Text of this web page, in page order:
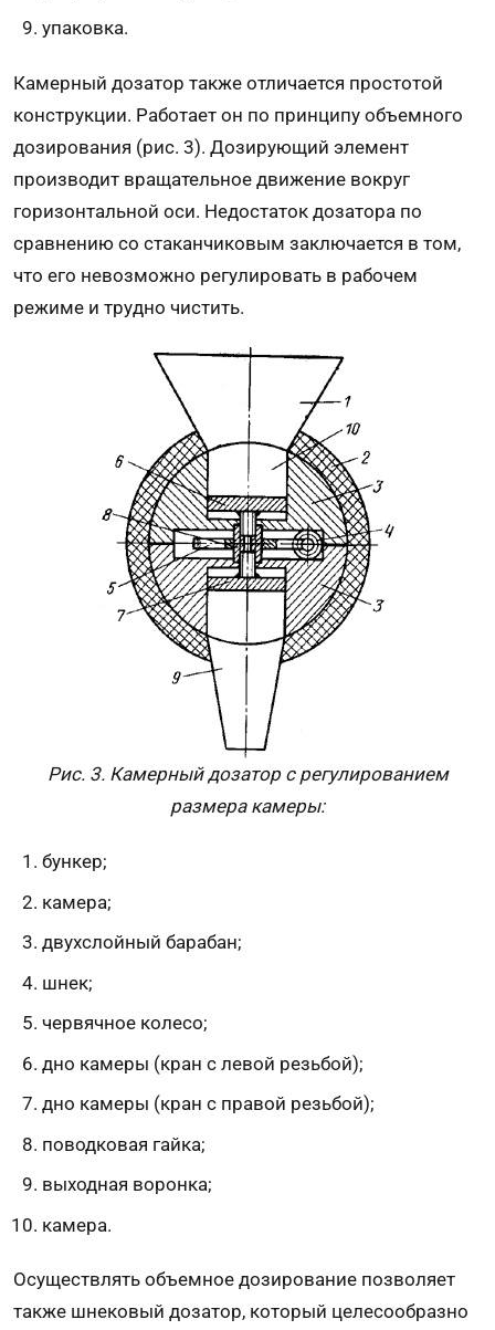
упаковка.
Камерный дозатор также отличается простотой
конструкции. Работает он по принципу объемного
дозирования (рис. 3). Дозирующий элемент
производит вращательное движение вокруг
горизонтальной оси. Недостаток дозатора по
сравнению со стаканчиковым заключается в том,
что его невозможно регулировать в рабочем
режиме и трудно чистить.
Рис. 3. Камерный дозатор с регулированием
размера камеры:
бункер;
камера;
двухслойный барабан;
шнек;
червячное колесо;
дно камеры (кран с левой резьбой);
дно камеры (кран с правой резьбой);
поводковая гайка;
выходная воронка;
камера.
Осуществлять объемное дозирование позволяет
также шнековый дозатор, который целесообразно